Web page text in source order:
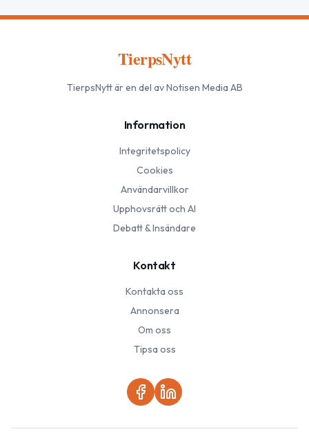
TierpsNytt
TierpsNyttär en del av Notisen Media AB
Information
Integritetspolicy
Cookies
Användarvillkor
Upphovsrätt och AI
Debatt & Insändare
Kontakt
Kontakta oss
Annonsera
Om oss
Tipsa oss